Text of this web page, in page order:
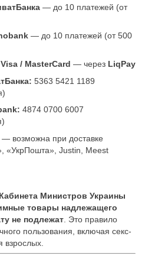
— до 10 платежей (от
— до 10 платежей (от 500
/ MasterCard — через LiqPay
5363 5421 1189
4874 0700 6007
— возможна при доставке
«УкрПошта», Justin, Meest
Министров Украины
товары надлежащего
не подлежат . Это правило
пользования, включая секс-
взрослых.